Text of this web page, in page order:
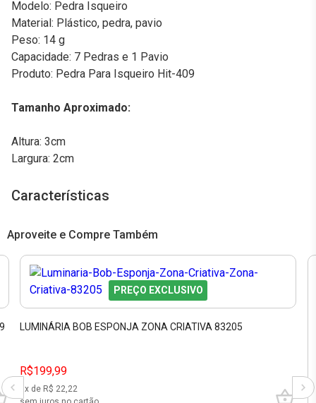
Modelo: Pedra Isqueiro
Material: Plástico, pedra, pavio
Peso: 14 g
Capacidade: 7 Pedras e 1 Pavio
Produto: Pedra Para Isqueiro Hit-409
Tamanho Aproximado:
Altura: 3cm
Largura: 2cm
Características
Aproveite e Compre Também
PREÇO EXCLUSIVO
LUMINÁRIA BOB ESPONJA ZONA CRIATIVA 83205
R$199,99
9x de R$ 22,22